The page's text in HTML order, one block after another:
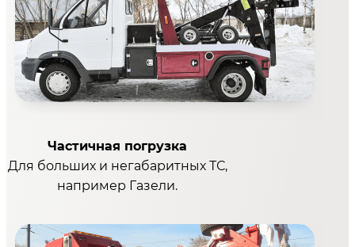
Частичная погрузка
Для больших и негабаритных ТС,
например Газели.